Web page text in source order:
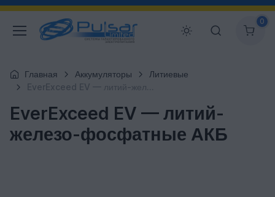
0
Главная Аккумуляторы
Литиевые
EverExceed EV — литий-железо-фосфатные АКБ
EverExceed EV — литий-
железо-фосфатные АКБ